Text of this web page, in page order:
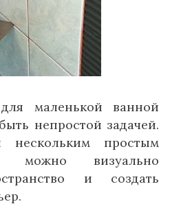
маленькой ванной
непростой задачей.
нескольким простым
можно визуально
и создать